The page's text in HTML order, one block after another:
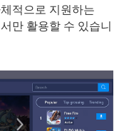
적으로 지원하는
만 활용할 수 있습니